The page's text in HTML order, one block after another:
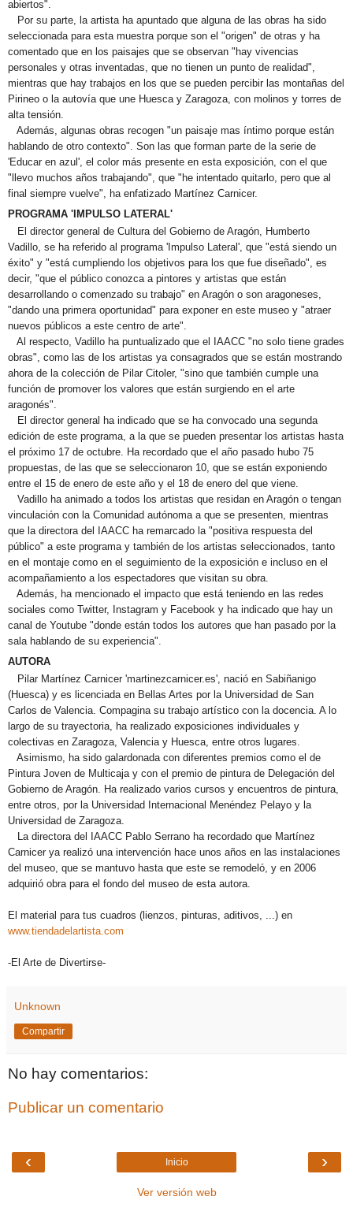
abiertos".
Por su parte, la artista ha apuntado que alguna de las obras ha sido
seleccionada para esta muestra porque son el "origen" de otras y ha
comentado que en los paisajes que se observan "hay vivencias
personales y otras inventadas, que no tienen un punto de realidad",
mientras que hay trabajos en los que se pueden percibir las montañas del
Pirineo o la autovía que une Huesca y Zaragoza, con molinos y torres de
alta tensión.
Además, algunas obras recogen "un paisaje mas íntimo porque están
hablando de otro contexto". Son las que forman parte de la serie de
'Educar en azul', el color más presente en esta exposición, con el que
"llevo muchos años trabajando", que "he intentado quitarlo, pero que al
final siempre vuelve", ha enfatizado Martínez Carnicer.
PROGRAMA 'IMPULSO LATERAL'
El director general de Cultura del Gobierno de Aragón, Humberto
Vadillo, se ha referido al programa 'Impulso Lateral', que "está siendo un
éxito" y "está cumpliendo los objetivos para los que fue diseñado", es
decir, "que el público conozca a pintores y artistas que están
desarrollando o comenzado su trabajo" en Aragón o son aragoneses,
"dando una primera oportunidad" para exponer en este museo y "atraer
nuevos públicos a este centro de arte".
Al respecto, Vadillo ha puntualizado que el IAACC "no solo tiene grades
obras", como las de los artistas ya consagrados que se están mostrando
ahora de la colección de Pilar Citoler, "sino que también cumple una
función de promover los valores que están surgiendo en el arte
aragonés".
El director general ha indicado que se ha convocado una segunda
edición de este programa, a la que se pueden presentar los artistas hasta
el próximo 17 de octubre. Ha recordado que el año pasado hubo 75
propuestas, de las que se seleccionaron 10, que se están exponiendo
entre el 15 de enero de este año y el 18 de enero del que viene.
Vadillo ha animado a todos los artistas que residan en Aragón o tengan
vinculación con la Comunidad autónoma a que se presenten, mientras
que la directora del IAACC ha remarcado la "positiva respuesta del
público" a este programa y también de los artistas seleccionados, tanto
en el montaje como en el seguimiento de la exposición e incluso en el
acompañamiento a los espectadores que visitan su obra.
Además, ha mencionado el impacto que está teniendo en las redes
sociales como Twitter, Instagram y Facebook y ha indicado que hay un
canal de Youtube "donde están todos los autores que han pasado por la
sala hablando de su experiencia".
AUTORA
Pilar Martínez Carnicer 'martinezcarnicer.es', nació en Sabiñanigo
(Huesca) y es licenciada en Bellas Artes por la Universidad de San
Carlos de Valencia. Compagina su trabajo artístico con la docencia. A lo
largo de su trayectoria, ha realizado exposiciones individuales y
colectivas en Zaragoza, Valencia y Huesca, entre otros lugares.
Asimismo, ha sido galardonada con diferentes premios como el de
Pintura Joven de Multicaja y con el premio de pintura de Delegación del
Gobierno de Aragón. Ha realizado varios cursos y encuentros de pintura,
entre otros, por la Universidad Internacional Menéndez Pelayo y la
Universidad de Zaragoza.
La directora del IAACC Pablo Serrano ha recordado que Martínez
Carnicer ya realizó una intervención hace unos años en las instalaciones
del museo, que se mantuvo hasta que este se remodeló, y en 2006
adquirió obra para el fondo del museo de esta autora.
El material para tus cuadros (lienzos, pinturas, aditivos, ...) en
www.tiendadelartista.com
-El Arte de Divertirse-
Unknown
Compartir
No hay comentarios:
Publicar un comentario
‹ ›
Inicio
Ver versión web